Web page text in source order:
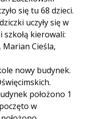
się tu 68 dzieci.
uczyły się w
szkołą kierowali:
Cieśla,
nowy budynek.
położono 1
w